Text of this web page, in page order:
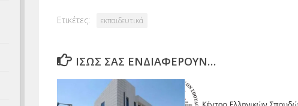
Ετικέτες: εκπαιδευτικά
ΊΣΩΣ ΣΑΣ ΕΝΔΙΑΦΈΡΟΥΝ…